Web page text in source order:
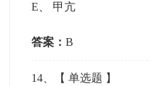
E
甲亢
答案：B
14 、【单选题 】